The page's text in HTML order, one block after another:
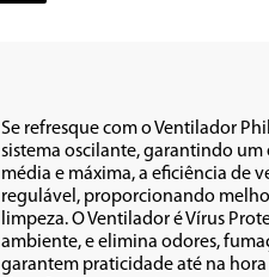
Se refresque com o Ventilador
sistema oscilante, garantindo
média e máxima, a eficiência de
regulável, proporcionando
limpeza. O Ventilador é Vírus
ambiente, e elimina odores,
garantem praticidade até na